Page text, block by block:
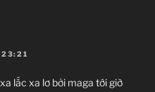
23:21
lắc xa lơ bởi maga tới giờ